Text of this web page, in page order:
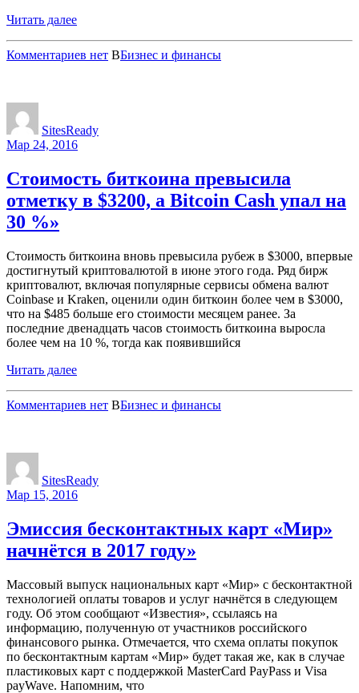
Читать далее
Комментариев нет ВБизнес и финансы
SitesReady
Мар 24, 2016
Стоимость биткоина превысила
отметку в $3200, а Bitcoin Cash упал на
30 %»
Стоимость биткоина вновь превысила рубеж в $3000, впервые
достигнутый криптовалютой в июне этого года. Ряд бирж
криптовалют, включая популярные сервисы обмена валют
Coinbase и Kraken, оценили один биткоин более чем в $3000,
что на $485 больше его стоимости месяцем ранее. За
последние двенадцать часов стоимость биткоина выросла
более чем на 10 %, тогда как появившийся
Читать далее
Комментариев нет ВБизнес и финансы
SitesReady
Мар 15, 2016
Эмиссия бесконтактных карт «Мир»
начнётся в 2017 году»
Массовый выпуск национальных карт «Мир» с бесконтактной
технологией оплаты товаров и услуг начнётся в следующем
году. Об этом сообщают «Известия», ссылаясь на
информацию, полученную от участников российского
финансового рынка. Отмечается, что схема оплаты покупок
по бесконтактным картам «Мир» будет такая же, как в случае
пластиковых карт с поддержкой MasterCard PayPass и Visa
payWave. Напомним, что